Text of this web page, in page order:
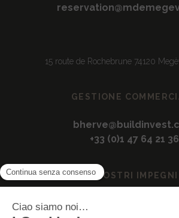
15 route de Rochebrune 74120
GESTIONE
+33 (0)1 47 64 21 36
I NOSTRI IMPEGNI